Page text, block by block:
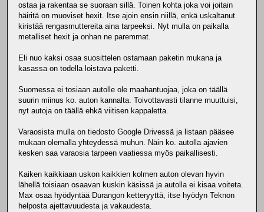
ostaa ja rakentaa se suoraan sillä. Toinen kohta joka voi joitain
häiritä on muoviset hexit. Itse ajoin ensin niillä, enkä uskaltanut
kiristää rengasmuttereita aina tarpeeksi. Nyt mulla on paikalla
metalliset hexit ja onhan ne paremmat.
Eli nuo kaksi osaa suosittelen ostamaan paketin mukana ja
kasassa on todella loistava paketti.
Suomessa ei tosiaan autolle ole maahantuojaa, joka on täällä
suurin miinus ko. auton kannalta. Toivottavasti tilanne muuttuisi,
nyt autoja on täällä ehkä viitisen kappaletta.
Varaosista mulla on tiedosto Google Drivessä ja listaan pääsee
mukaan olemalla yhteydessä muhun. Näin ko. autolla ajavien
kesken saa varaosia tarpeen vaatiessa myös paikallisesti.
Kaiken kaikkiaan uskon kaikkien kolmen auton olevan hyvin
lähellä toisiaan osaavan kuskin käsissä ja autolla ei kisaa voiteta.
Max osaa hyödyntää Durangon ketteryyttä, itse hyödyn Teknon
helposta ajettavuudesta ja vakaudesta.